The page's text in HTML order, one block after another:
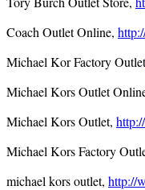
Coach Outlet Online,
Michael Kor Factory
Michael Kors Outlet
Michael Kors Outlet,
Michael Kors Factory
michael kors outlet, http://